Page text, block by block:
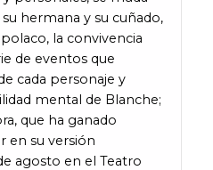
hermana y su cuñado,
la convivencia
de eventos que
cada personaje y
mental de Blanche;
que ha ganado
en su versión
agosto en el Teatro